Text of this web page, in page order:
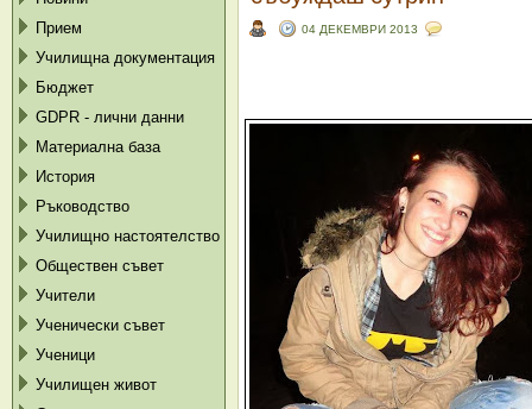
Прием
Училищна документация
Бюджет
GDPR - лични данни
Материална база
История
Ръководство
Училищно настоятелство
Обществен съвет
Учители
Ученически съвет
Ученици
Училищен живот
04 ДЕКЕМВРИ 2013